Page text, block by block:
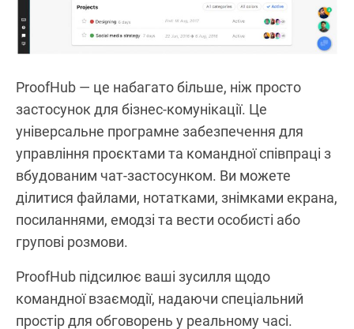
ProofHub — це набагато більше, ніж просто
застосунок для бізнес-комунікації. Це
універсальне програмне забезпечення для
управління проєктами та командної співпраці з
вбудованим чат-застосунком. Ви можете
ділитися файлами, нотатками, знімками екрана,
посиланнями, емодзі та вести особисті або
групові розмови.
ProofHub підсилює ваші зусилля щодо
командної взаємодії, надаючи спеціальний
простір для обговорень у реальному часі.